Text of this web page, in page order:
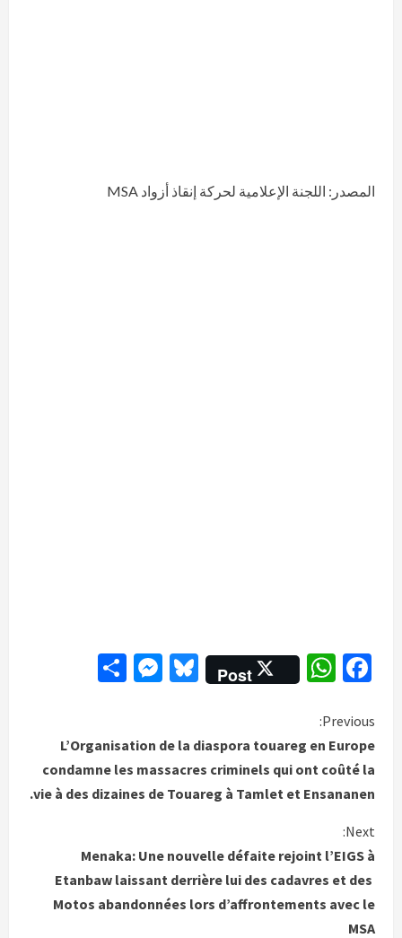
المصدر: اللجنة الإعلامية لحركة إنقاذ أزواد MSA
Facebook
WhatsApp
Post
Bluesky
C
o
n
t
i
n
Previous:
L’Organisation de la diaspora touareg en Europe
condamne les massacres criminels qui ont coûté la
vie à des dizaines de Touareg à Tamlet et Ensananen.
Next:
Menaka: Une nouvelle défaite rejoint l’EIGS à
Etanbaw laissant derrière lui des cadavres et des
Motos abandonnées lors d’affrontements avec le
MSA